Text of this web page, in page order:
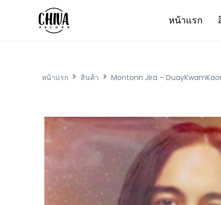
หน้าแรก
หน้าแรก สินค้า Montonn Jira –